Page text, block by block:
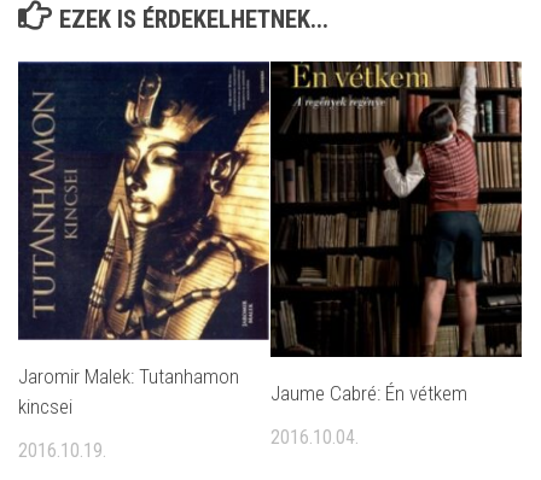
EZEK IS ÉRDEKELHETNEK...
Jaromir Malek: Tutanhamon
kincsei
2016.10.19.
Jaume Cabré: Én vétkem
2016.10.04.